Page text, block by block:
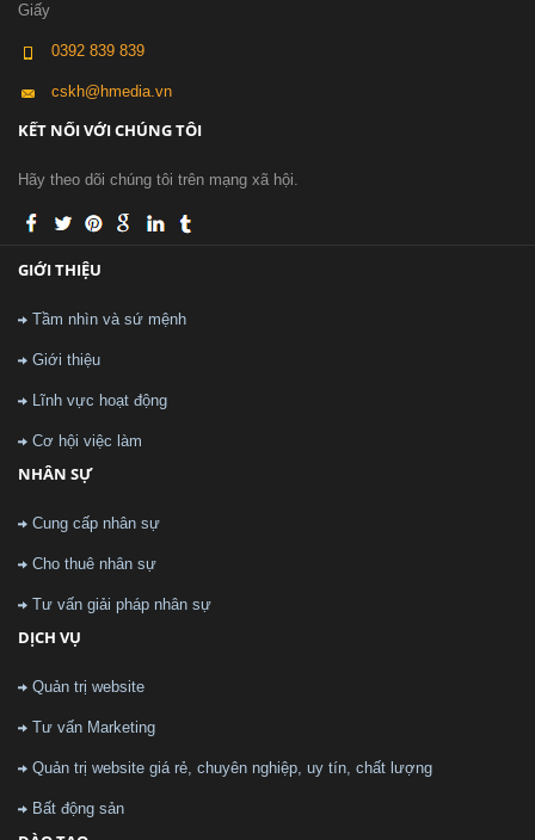
Giấy
0392 839 839
cskh@hmedia.vn
KẾT NỐI VỚI CHÚNG TÔI
Hãy theo dõi chúng tôi trên mạng xã hội.
GIỚI THIỆU
Tầm nhìn và sứ mệnh
Giới thiệu
Lĩnh vực hoạt động
Cơ hội việc làm
NHÂN SỰ
Cung cấp nhân sự
Cho thuê nhân sự
Tư vấn giải pháp nhân sự
DỊCH VỤ
Quản trị website
Tư vấn Marketing
Quản trị website giá rẻ, chuyên nghiệp, uy tín, chất lượng
Bất động sản